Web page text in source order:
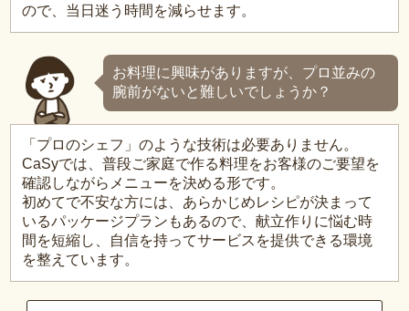
ので、当日迷う時間を減らせます。
お料理に興味がありますが、プロ並みの
腕前がないと難しいでしょうか？
「プロのシェフ」のような技術は必要ありません。
CaSyでは、普段ご家庭で作る料理をお客様のご要望を
確認しながらメニューを決める形です。
初めてで不安な方には、あらかじめレシピが決まって
いるパッケージプランもあるので、献立作りに悩む時
間を短縮し、自信を持ってサービスを提供できる環境
を整えています。